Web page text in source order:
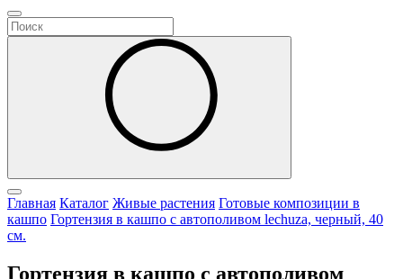
Главная Каталог Живые растения Готовые композиции в
кашпо Гортензия в кашпо с автополивом lechuza, черный, 40
см.
Гортензия в кашпо с автополивом